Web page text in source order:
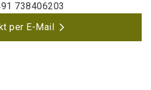
738406203
per E-Mail